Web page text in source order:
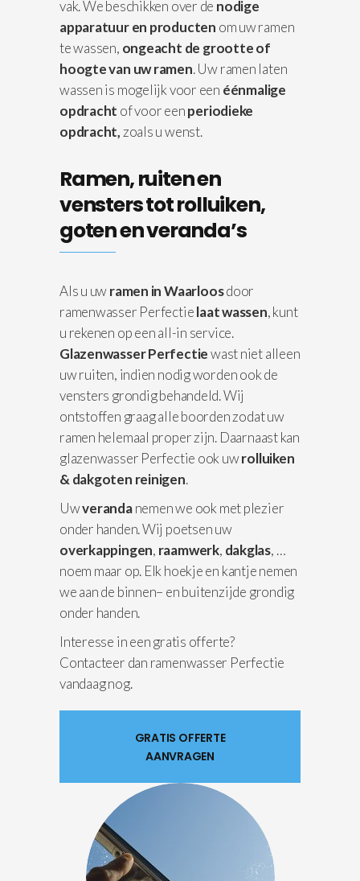
vak. We beschikken over de nodige
apparatuuren producten om uw ramen
te wassen, ongeacht de grootte of
hoogte van uw ramen. Uw ramen laten
wassen is mogelijk voor een éénmalige
opdracht of voor eenperiodieke
opdracht, zoals u wenst.
Ramen, ruiten en
vensters tot rolluiken,
goten en veranda’s
Als u uwramen in Waarloosdoor
ramenwasser Perfectielaat wassen, kunt
u rekenen op een all-in service.
Glazenwasser Perfectiewast niet alleen
uw ruiten, indien nodig worden ook de
vensters grondig behandeld. Wij
ontstoffen graag alle boorden zodat uw
ramen helemaal proper zijn. Daarnaast kan
glazenwasser Perfectie ook uwrolluiken
& dakgoten reinigen.
Uwverandanemen we ook met plezier
onder handen. Wij poetsen uw
overkappingen, raamwerk, dakglas, …
noem maar op. Elk hoekje en kantje nemen
we aan de binnen– en buitenzijde grondig
onder handen.
Interesse in een gratis offerte?
Contacteer dan ramenwasser Perfectie
vandaag nog.
GRATIS OFFERTE
AANVRAGEN